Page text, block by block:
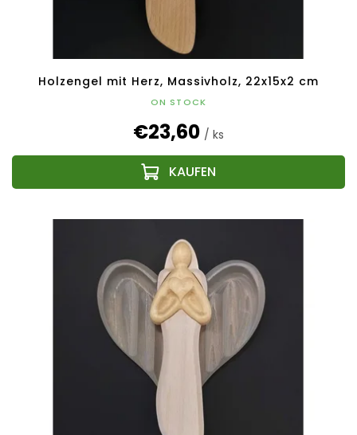
Holzengel mit Herz, Massivholz, 22x15x2 cm
ON STOCK
€23,60 / ks